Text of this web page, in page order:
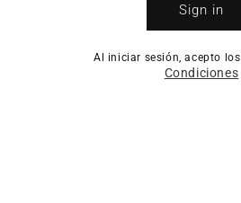
Sign in
Al iniciar sesión, acepto los
Condiciones